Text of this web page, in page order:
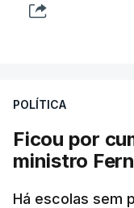
POLÍTICA
Ficou por
ministro
Há escolas sem